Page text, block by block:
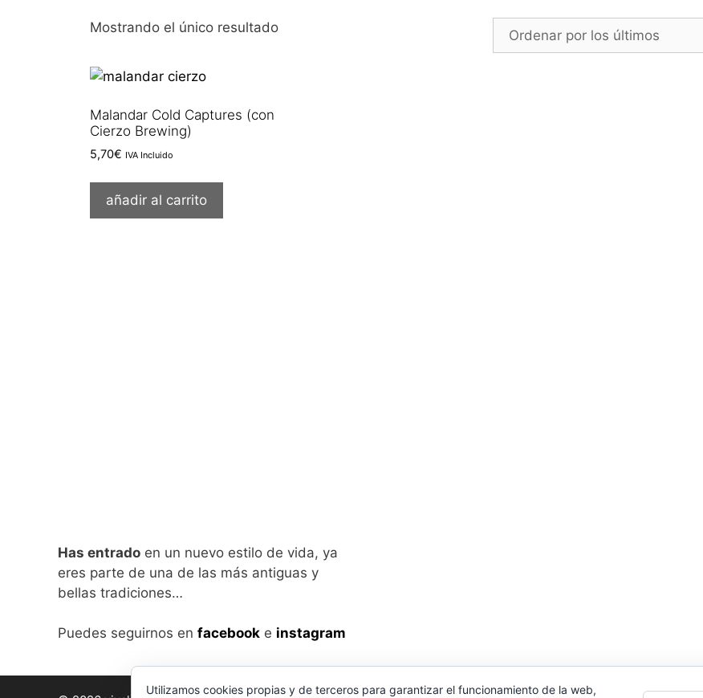
Mostrando el único resultado
Malandar Cold Captures (con
Cierzo Brewing)
5,70€ IVA Incluido
añadir al carrito
Has entrado en un nuevo estilo de vida, ya
eres parte de una de las más antiguas y
bellas tradiciones…
Puedes seguirnos en facebook e instagram
Utilizamos cookies propias y de terceros para garantizar el funcionamiento de la web,